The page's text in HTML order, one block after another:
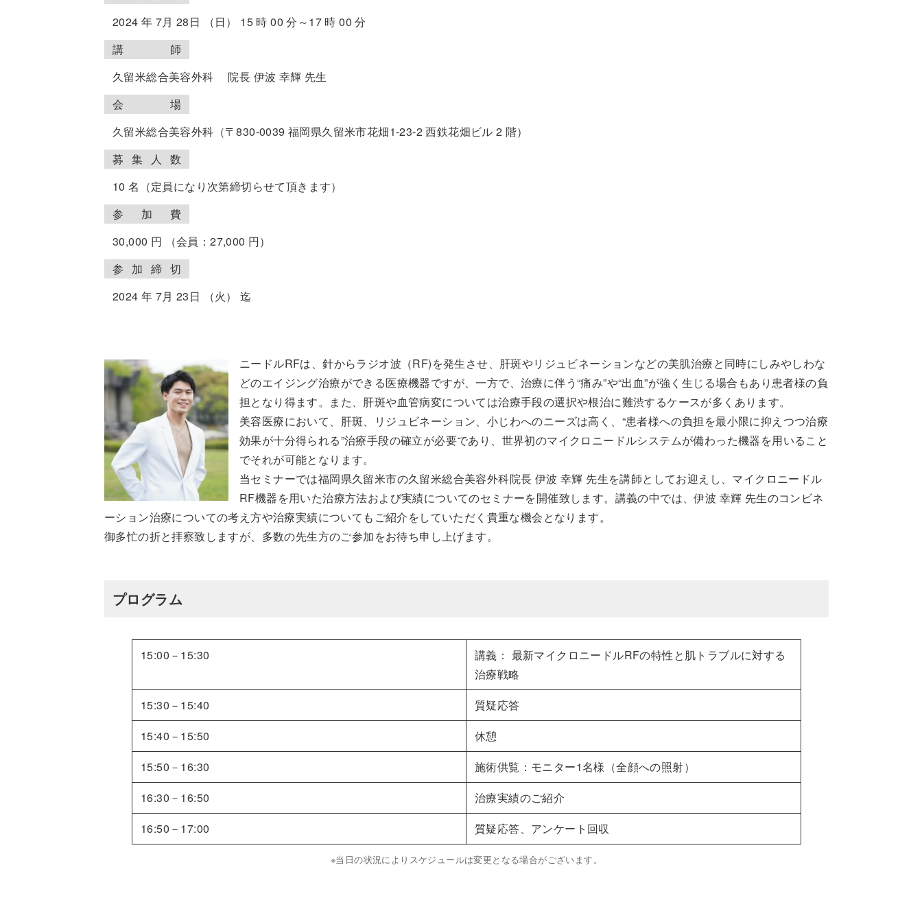
2024 年 7月 28日 （日） 15 時 00 分～17 時 00 分
講
師
久留米総合美容外科 院長 伊波 幸輝 先生
会
場
久留米総合美容外科（〒830-0039 福岡県久留米市花畑1-23-2 西鉄花畑ビル 2 階）
募 集 人
数
10 名（定員になり次第締切らせて頂きます）
参
加
費
30,000 円 （会員：27,000 円）
参
加 締 切
2024 年 7月 23日 （火） 迄
ニードルRFは、針からラジオ波（RF)を発生させ、肝斑やリジュビネーションなどの美肌治療と同時にしみやしわな
どのエイジング治療ができる医療機器ですが、一方で、治療に伴う“痛み”や“出血”が強く生じる場合もあり患者様の負
担となり得ます。また、肝斑や血管病変については治療手段の選択や根治に難渋するケースが多くあります。
美容医療において、肝斑、リジュビネーション、小じわへのニーズは高く、“患者様への負担を最小限に抑えつつ治療
効果が十分得られる”治療手段の確立が必要であり、世界初のマイクロニードルシステムが備わった機器を用いること
でそれが可能となります。
当セミナーでは福岡県久留米市の久留米総合美容外科院長 伊波 幸輝 先生を講師としてお迎えし、マイクロニードル
RF機器を用いた治療方法および実績についてのセミナーを開催致します。講義の中では、伊波 幸輝 先生のコンビネ
ーション治療についての考え方や治療実績についてもご紹介をしていただく貴重な機会となります。
御多忙の折と拝察致しますが、多数の先生方のご参加をお待ち申し上げます。
プログラム
15:00－15:30
講義： 最新マイクロニードルRFの特性と肌トラブルに対する
治療戦略
15:30－15:40
質疑応答
15:40－15:50
休憩
15:50－16:30
施術供覧：モニター1名様（全顔への照射）
16:30－16:50
治療実績のご紹介
16:50－17:00
質疑応答、アンケート回収
※当日の状況によりスケジュールは変更となる場合がございます。